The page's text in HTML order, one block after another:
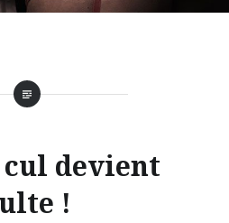
devient
!